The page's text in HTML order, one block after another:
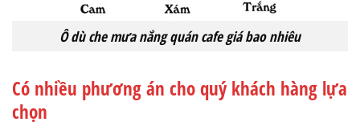
Ô dù che mưa nắng quán cafe giá bao nhiêu
Có nhiều phương án cho quý khách hàng lựa
chọn